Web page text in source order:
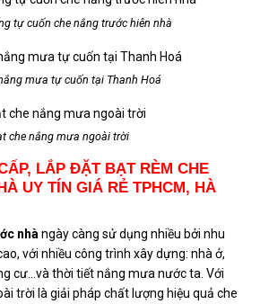
tự cuốn che nắng trước hiên nhà
mưa tự cuốn tại Thanh Hoá
che nắng mưa ngoài trời
LẮP ĐẶT BẠT RÈM CHE
UY TÍN GIÁ RẺ TPHCM, HÀ
nhà ngày càng sử dụng nhiều bởi nhu
với nhiều công trình xây dựng: nhà ở,
cư…và thời tiết nắng mưa nước ta. Với
trời là giải pháp chất lượng hiệu quả che